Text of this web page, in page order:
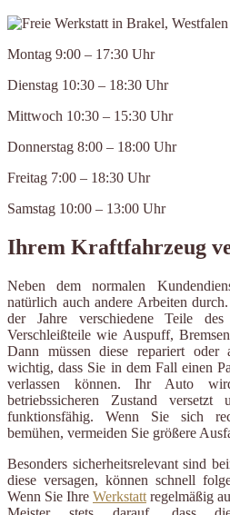
Montag 9:00 – 17:30 Uhr
Dienstag 10:30 – 18:30 Uhr
Mittwoch 10:30 – 15:30 Uhr
Donnerstag 8:00 – 18:00 Uhr
Freitag 7:00 – 18:30 Uhr
Samstag 10:00 – 13:00 Uhr
Ihrem Kraftfahrzeug
Neben dem normalen
natürlich auch andere Arbeiten
der Jahre verschiedene Teile
Verschleißteile wie Auspuff,
Dann müssen diese repariert oder
wichtig, dass Sie in dem Fall einen
verlassen können. Ihr Auto
betriebssicheren Zustand
funktionsfähig. Wenn Sie sich
bemühen, vermeiden Sie größere
Besonders sicherheitsrelevant sind
diese versagen, können schnell
Wenn Sie Ihre Werkstatt regelmäßig